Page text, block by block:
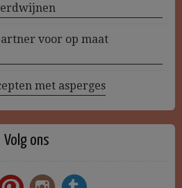
voor op maat
met asperges
Volg ons